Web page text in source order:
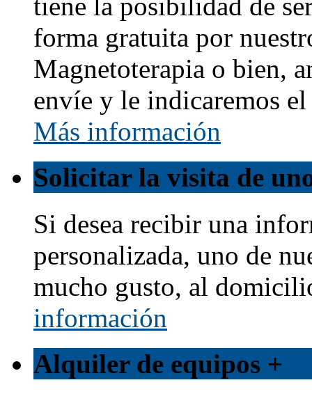
tiene la posibilidad de
forma gratuita por
Magnetoterapia o bien,
envíe y le indicaremos
Más información
Solicitar la visita de
Si desea recibir una
personalizada, uno de
mucho gusto, al
información
Alquiler de equipos +